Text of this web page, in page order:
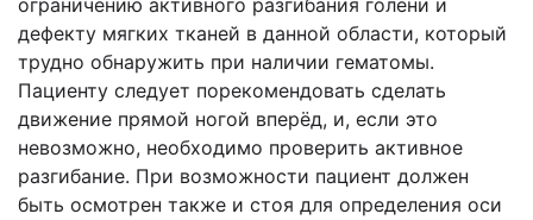
ограничению активного разгибания голени и
дефекту мягких тканей в данной области, который
трудно обнаружить при наличии гематомы.
Пациенту следует порекомендовать сделать
движение прямой ногой вперёд, и, если это
невозможно, необходимо проверить активное
разгибание. При возможности пациент должен
быть осмотрен также и стоя для определения оси